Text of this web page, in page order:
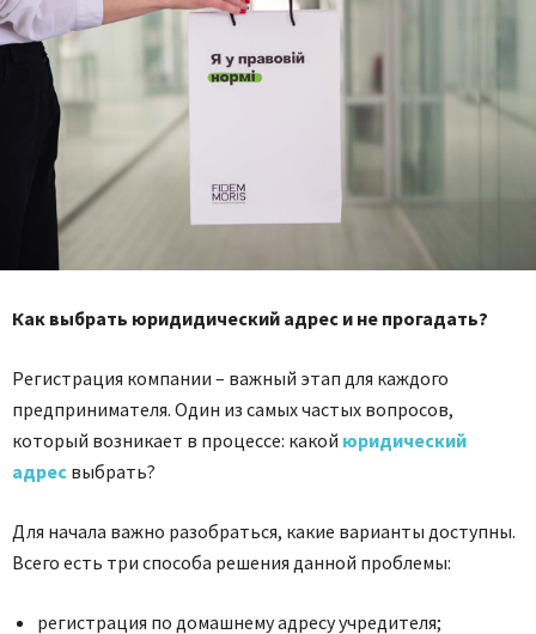
Как выбрать юридидический адрес и не прогадать?
Регистрация компании – важный этап для каждого
предпринимателя. Один из самых частых вопросов,
который возникает в процессе: какой юридический
адрес выбрать?
Для начала важно разобраться, какие варианты доступны.
Всего есть три способа решения данной проблемы:
регистрация по домашнему адресу учредителя;